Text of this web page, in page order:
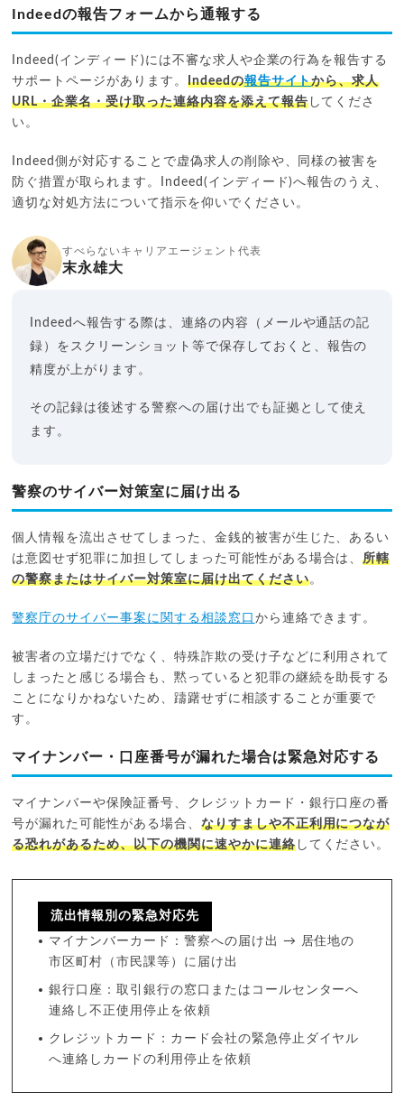
Indeedの報告フォームから通報する
Indeed(インディード)には不審な求人や企業の行為を報告する
サポートページがあります。 Indeedの報告サイトから、求人
URL・企業名・受け取った連絡内容を添えて報告してくださ
い。
Indeed側が対応することで虚偽求人の削除や、同様の被害を
防ぐ措置が取られます。Indeed(インディード)へ報告のうえ、
適切な対処方法について指示を仰いでください。
すべらないキャリアエージェント代表
末永雄大
Indeedへ報告する際は、連絡の内容（メールや通話の記
録）をスクリーンショット等で保存しておくと、報告の
精度が上がります。
その記録は後述する警察への届け出でも証拠として使え
ます。
警察のサイバー対策室に届け出る
個人情報を流出させてしまった、金銭的被害が生じた、あるい
は意図せず犯罪に加担してしまった可能性がある場合は、所轄
の警察またはサイバー対策室に届け出てください。
警察庁のサイバー事案に関する相談窓口 から連絡できます。
被害者の立場だけでなく、特殊詐欺の受け子などに利用されて
しまったと感じる場合も、黙っていると犯罪の継続を助長する
ことになりかねないため、躊躇せずに相談することが重要で
す。
マイナンバー・口座番号が漏れた場合は緊急対応する
マイナンバーや保険証番号、クレジットカード・銀行口座の番
号が漏れた可能性がある場合、 なりすましや不正利用につなが
る恐れがあるため、以下の機関に速やかに連絡してください。
流出情報別の緊急対応先
マイナンバーカード：警察への届け出 → 居住地の
市区町村（市民課等）に届け出
銀行口座：取引銀行の窓口またはコールセンターへ
連絡し不正使用停止を依頼
クレジットカード：カード会社の緊急停止ダイヤル
へ連絡しカードの利用停止を依頼